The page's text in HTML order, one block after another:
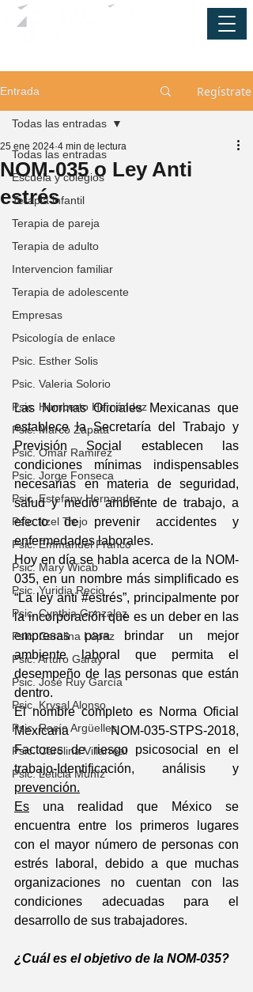
Entrada Regístrate
Todas las entradas
Escuela y colegios
Terapia infantil
Terapia de pareja
Terapia de adulto
Intervencion familiar
Terapia de adolescente
Empresas
Psicología de enlace
Psic. Esther Solis
Psic. Valeria Solorio
Psic. Humberto Hernández
Psic. Marco Zapata
Psic. Omar Ramirez
Psic. Jorge Fonseca
Psic. Estefany Hernandez
Psic. Itzel Trejo
Psic. Emmanuel Franco
Psic. Mary Wicab
Psic. Yuridia Recio
Psic. Cynthia Gonzalez
Psic. Carolina López
Psic. Arturo Garay
Psic. José Ruy García
Psic. Krysal Alonso
Psic. Rocío Argüelles
Psic. Carolina Villarreal
Psic. Leticia Muñíz
Todas las entradas
NOM-035 o Ley Anti
estrés
25 ene 2024 4 min de lectura
Las Normas Oficiales Mexicanas que
establece la Secretaría del Trabajo y
Previsión Social establecen las
condiciones mínimas indispensables
necesarias en materia de seguridad,
salud y medio ambiente de trabajo, a
efecto de prevenir accidentes y
enfermedades laborales.
Hoy en día se habla acerca de la NOM-
035, en un nombre más simplificado es
“La ley anti #estrés”, principalmente por
la incorporación que es un deber en las
empresas para brindar un mejor
ambiente laboral que permita el
desempeño de las personas que están
dentro.
El nombre completo es Norma Oficial
Mexicana NOM-035-STPS-2018,
Factores de riesgo psicosocial en el
prevención.
Es una realidad que México se
encuentra entre los primeros lugares
con el mayor número de personas con
estrés laboral, debido a que muchas
organizaciones no cuentan con las
condiciones adecuadas para el
desarrollo de sus trabajadores.
¿Cuál es el objetivo de la NOM-035?